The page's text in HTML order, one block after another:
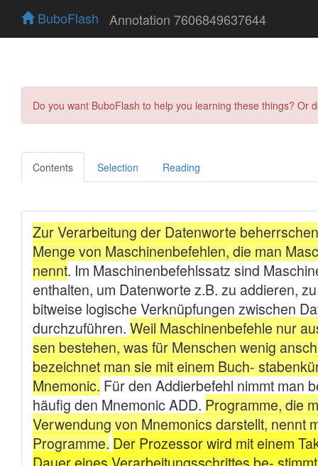
BuboFlash Annotation 7606849637644
Do you want BuboFlash to help you learning these things?
Contents Selection Reading